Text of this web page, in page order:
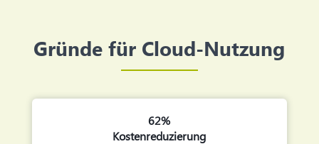
Gründe für Cloud-Nutzung
62%
Kostenreduzierung